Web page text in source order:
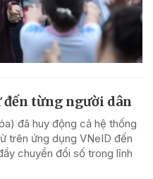
đến từng người dân
đã huy động cả hệ thống
trên ứng dụng VNeID đến
chuyển đổi số trong lĩnh